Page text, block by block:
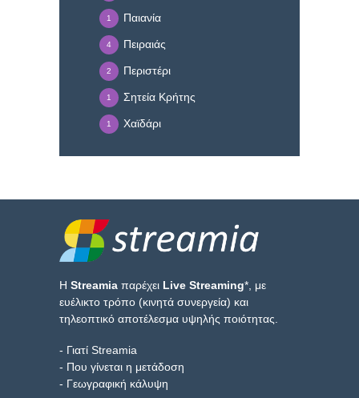
Παιανία
1
Πειραιάς
4
Περιστέρι
2
Σητεία Κρήτης
1
Χαϊδάρι
1
Η Streamia παρέχει Live Streaming*, με
ευέλικτο τρόπο (κινητά συνεργεία) και
τηλεοπτικό αποτέλεσμα υψηλής ποιότητας.
- Γιατί Streamia
- Που γίνεται η μετάδοση
- Γεωγραφική κάλυψη